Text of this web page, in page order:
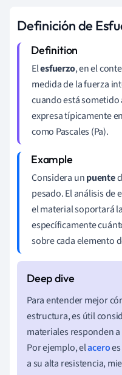
Definición de
Elesfuerzo, en el
medida de la fuerza
cuando está sometido
expresa típicamente
como Pascales (Pa).
Considera unpuente
pesado. El análisis de
el material soportará
específicamente
sobre cada elemento
Para entender mejor
estructura, es útil
materiales responden
Por ejemplo, elacero
a su alta resistencia,